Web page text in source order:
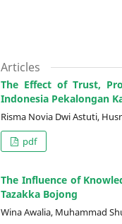
Articles
The Effect of Trust,
Indonesia Pekalongan
Risma Novia Dwi Astuti,
pdf
The Influence of
Tazakka Bojong
Wina Awalia, Muhammad